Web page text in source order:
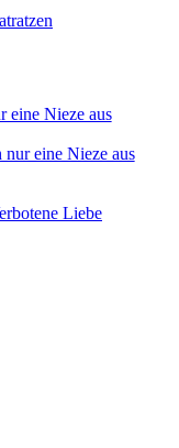
eine Nieze aus
eine Nieze aus
Liebe